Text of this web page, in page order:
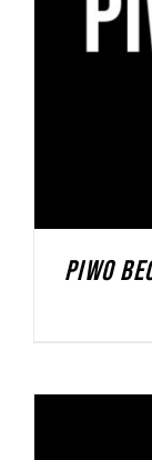
PIWO